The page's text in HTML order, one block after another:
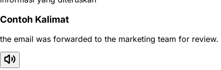
Contoh Kalimat
the email was forwarded to the marketing team for review.